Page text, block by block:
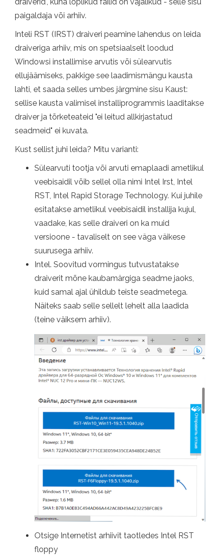
paigaldaja või arhiiv.
Inteli RST (IRST) draiveri peamine lahendus on leida
draiveriga arhiiv, mis on spetsiaalselt loodud
Windowsi installimise arvutis või sülearvutis
ellujäämiseks, pakkige see laadimismängu kausta
lahti, et saada selles umbes järgmine sisu Kaust:
sellise kausta valimisel installiprogrammis laaditakse
draiver ja tõrketeateid "ei leitud allkirjastatud
seadmeid" ei kuvata.
Kust sellist juhi leida? Mitu varianti:
Sülearvuti tootja või arvuti emaplaadi ametlikul
veebisaidil võib sellel olla nimi Intel Irst, Intel
RST, Intel Rapid Storage Technology. Kui juhile
esitatakse ametlikul veebisaidil installija kujul,
vaadake, kas selle draiveri on ka muid
versioone - tavaliselt on see väga väikese
suurusega arhiiv.
Intel. Soovitud vormingus tutvustatakse
draiverit mõne kaubamärgiga seadme jaoks,
kuid samal ajal ühildub teiste seadmetega.
Näiteks saab selle sellelt lehelt alla laadida
(teine ​​väiksem arhiiv).
Otsige Internetist arhiivit taotledes Intel RST
floppy